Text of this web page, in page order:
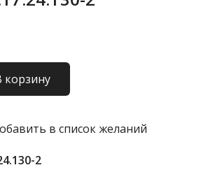
корзину
в список желаний
2